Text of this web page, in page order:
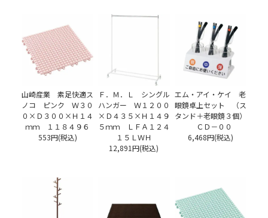
山崎産業 素足快適ス
ノコ ピンク Ｗ３０
０×Ｄ３００×Ｈ１４
ｍｍ １１８４９６
553円(税込)
Ｆ．Ｍ．Ｌ シングル
ハンガー Ｗ１２００
×Ｄ４３５×Ｈ１４９
５ｍｍ ＬＦＡ１２４
１５ＬＷＨ
12,891円(税込)
エム・アイ・ケイ 老
眼鏡卓上セット （ス
タンド＋老眼鏡３個）
ＣＤ－００
6,468円(税込)